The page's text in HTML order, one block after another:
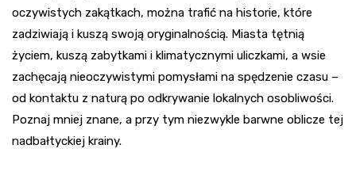
oczywistych zakątkach, można trafić na historie, które
zadziwiają i kuszą swoją oryginalnością. Miasta tętnią
życiem, kuszą zabytkami i klimatycznymi uliczkami, a wsie
zachęcają nieoczywistymi pomysłami na spędzenie czasu –
od kontaktu z naturą po odkrywanie lokalnych osobliwości.
Poznaj mniej znane, a przy tym niezwykle barwne oblicze tej
nadbałtyckiej krainy.